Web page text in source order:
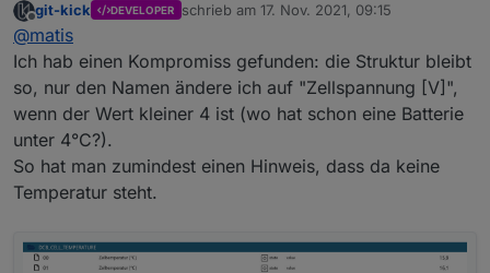
rscp.0.BAT.BAT#0.DCB#0.DCB_CELL_TEMPERAT
kommen.
Offline
git-kick DEVELOPER schrieb am 17. Nov. 2021, 09:15
zuletzt editiert von
@matis
Ich hab einen Kompromiss gefunden: die Struktur bleibt
so, nur den Namen ändere ich auf "Zellspannung [V]",
wenn der Wert kleiner 4 ist (wo hat schon eine Batterie
unter 4°C?).
So hat man zumindest einen Hinweis, dass da keine
Temperatur steht.